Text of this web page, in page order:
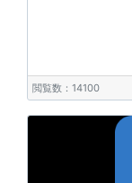
閲覧数：14100